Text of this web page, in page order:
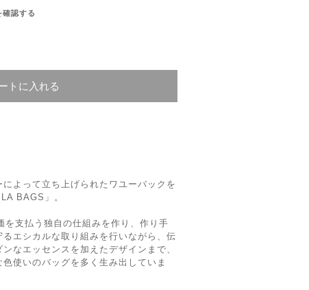
確認する
トに入れる
よって立ち上げられたワユーバックを
BAGS」。
支払う独自の仕組みを作り、作り手
エシカルな取り組みを行いながら、伝
なエッセンスを加えたデザインまで、
使いのバッグを多く生み出していま